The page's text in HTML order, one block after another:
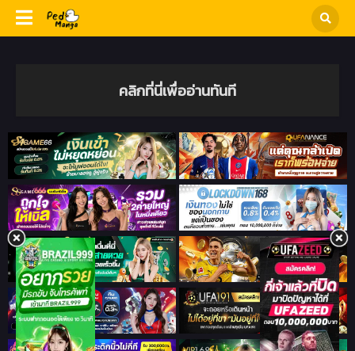
คลิกที่นี่เพื่ออ่านทันที